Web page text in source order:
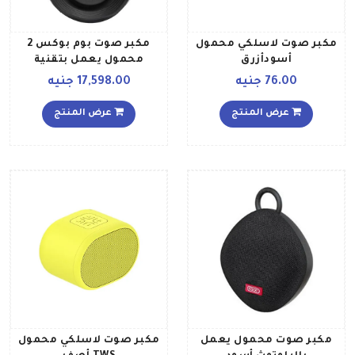
مكبر صوت لاسلكي محمول
أسودأزرق
76.00 جنيه
عرض المنتج
مكبر صوت بوم بوكس 2
محمول يعمل بتقنية
البلوتوث أسود
17,598.00 جنيه
عرض المنتج
مكبر صوت محمول يعمل
مكبر صوت لاسلكي محمول